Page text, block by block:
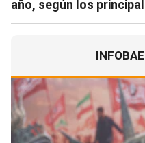
año, según los